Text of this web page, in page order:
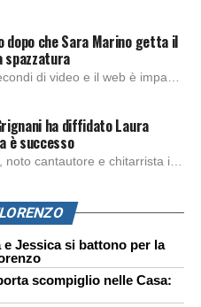
dopo che Sara Marino getta il
spazzatura
Un gesto, pochi secondi di video e il web è impazzito. Nella serata di domenica, Sara Marino, ex compagna di Tananai, ha pubblicato su Instagram una storia che non lasciava spazio a interpretazioni: il cd del cantante finiva dritto nella spazzatura. Un segnale forte e simbolico allo stesso tempo. Questa vicenda arriva dopo altre indicazioni […]
ha diffidato Laura
è successo
Gianluca Grignani, noto cantautore e chitarrista italiano, ha recentemente inviato una diffida formale a Laura Pausini. Al centro dello scontro sembra esserci il brano più amato del cantautore italiano, nonché “la mia storia tra le dita”, che la Pausina ha reinterpretato per “Io canto 2” in varie lingue (Italiano, Spagnolo, Portoghese e Francese), dichiarando pubblicamente […]
Jessica si battono per la
scompiglio nelle Casa: